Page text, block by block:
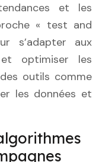
et les
« test and
s’adapter aux
et optimiser les
outils comme
les données et